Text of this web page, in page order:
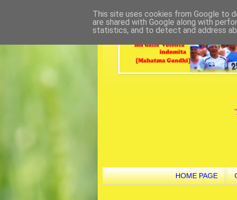
HOME PAGE
This site uses cookies from Google to
are shared with Google along with
statistics, and to detect and address